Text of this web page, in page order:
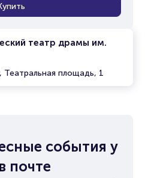
театр драмы им.
площадь, 1
события у
почте